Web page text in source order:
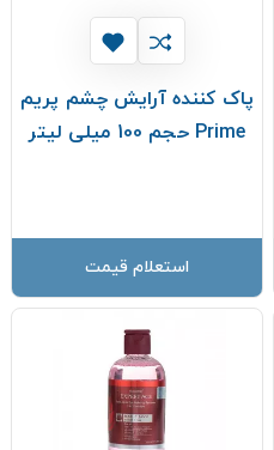
پاک کننده آرایش چشم پریم
Prime حجم 100 میلی لیتر
استعلام قیمت